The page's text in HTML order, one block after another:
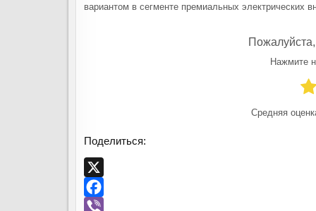
вариантом в сегменте премиальных электрических
Нажмите
Средняя
Поделиться:
X
F